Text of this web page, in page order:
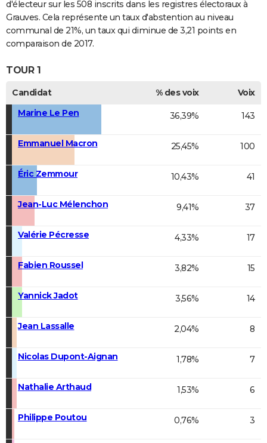
d'électeur sur les 508 inscrits dans les registres électoraux à
Grauves. Cela représente un taux d'abstention au niveau
communal de 21%, un taux qui diminue de 3,21 points en
comparaison de 2017.
TOUR 1
Candidat % des voix
Voix
Marine Le Pen
36,39% 143
Emmanuel Macron 25,45% 100
Éric Zemmour 10,43% 41
Jean-Luc Mélenchon 9,41% 37
Valérie Pécresse 4,33% 17
Fabien Roussel 3,82% 15
Yannick Jadot 3,56% 14
Jean Lassalle 2,04% 8
Nicolas Dupont-Aignan 1,78% 7
Nathalie Arthaud 1,53% 6
Philippe Poutou 0,76% 3